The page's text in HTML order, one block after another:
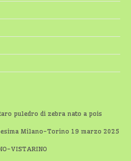
puledro di zebra nato a pois
Milano-Torino 19 marzo 2025
VISTARINO